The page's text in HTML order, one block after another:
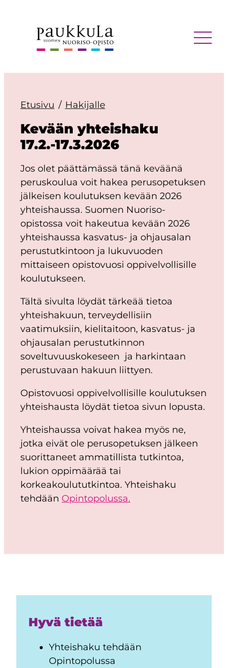
Etusivu Hakijalle
Kevään yhteishaku
17.2.-17.3.2026
Jos olet päättämässä tänä keväänä
peruskoulua voit hakea perusopetuksen
jälkeisen koulutuksen kevään 2026
yhteishaussa. Suomen Nuoriso-
opistossa voit hakeutua kevään 2026
yhteishaussa kasvatus- ja ohjausalan
perustutkintoon ja lukuvuoden
mittaiseen opistovuosi oppivelvollisille
koulutukseen.
Tältä sivulta löydät tärkeää tietoa
yhteishakuun, terveydellisiin
vaatimuksiin, kielitaitoon, kasvatus- ja
ohjausalan perustutkinnon
soveltuvuuskokeseen ja harkintaan
perustuvaan hakuun liittyen.
Opistovuosi oppivelvollisille koulutuksen
yhteishausta löydät tietoa sivun lopusta.
Yhteishaussa voivat hakea myös ne,
jotka eivät ole perusopetuksen jälkeen
suorittaneet ammatillista tutkintoa,
lukion oppimäärää tai
korkeakoulututkintoa. Yhteishaku
tehdään Opintopolussa.
Hyvä tietää
Yhteishaku tehdään
Opintopolussa